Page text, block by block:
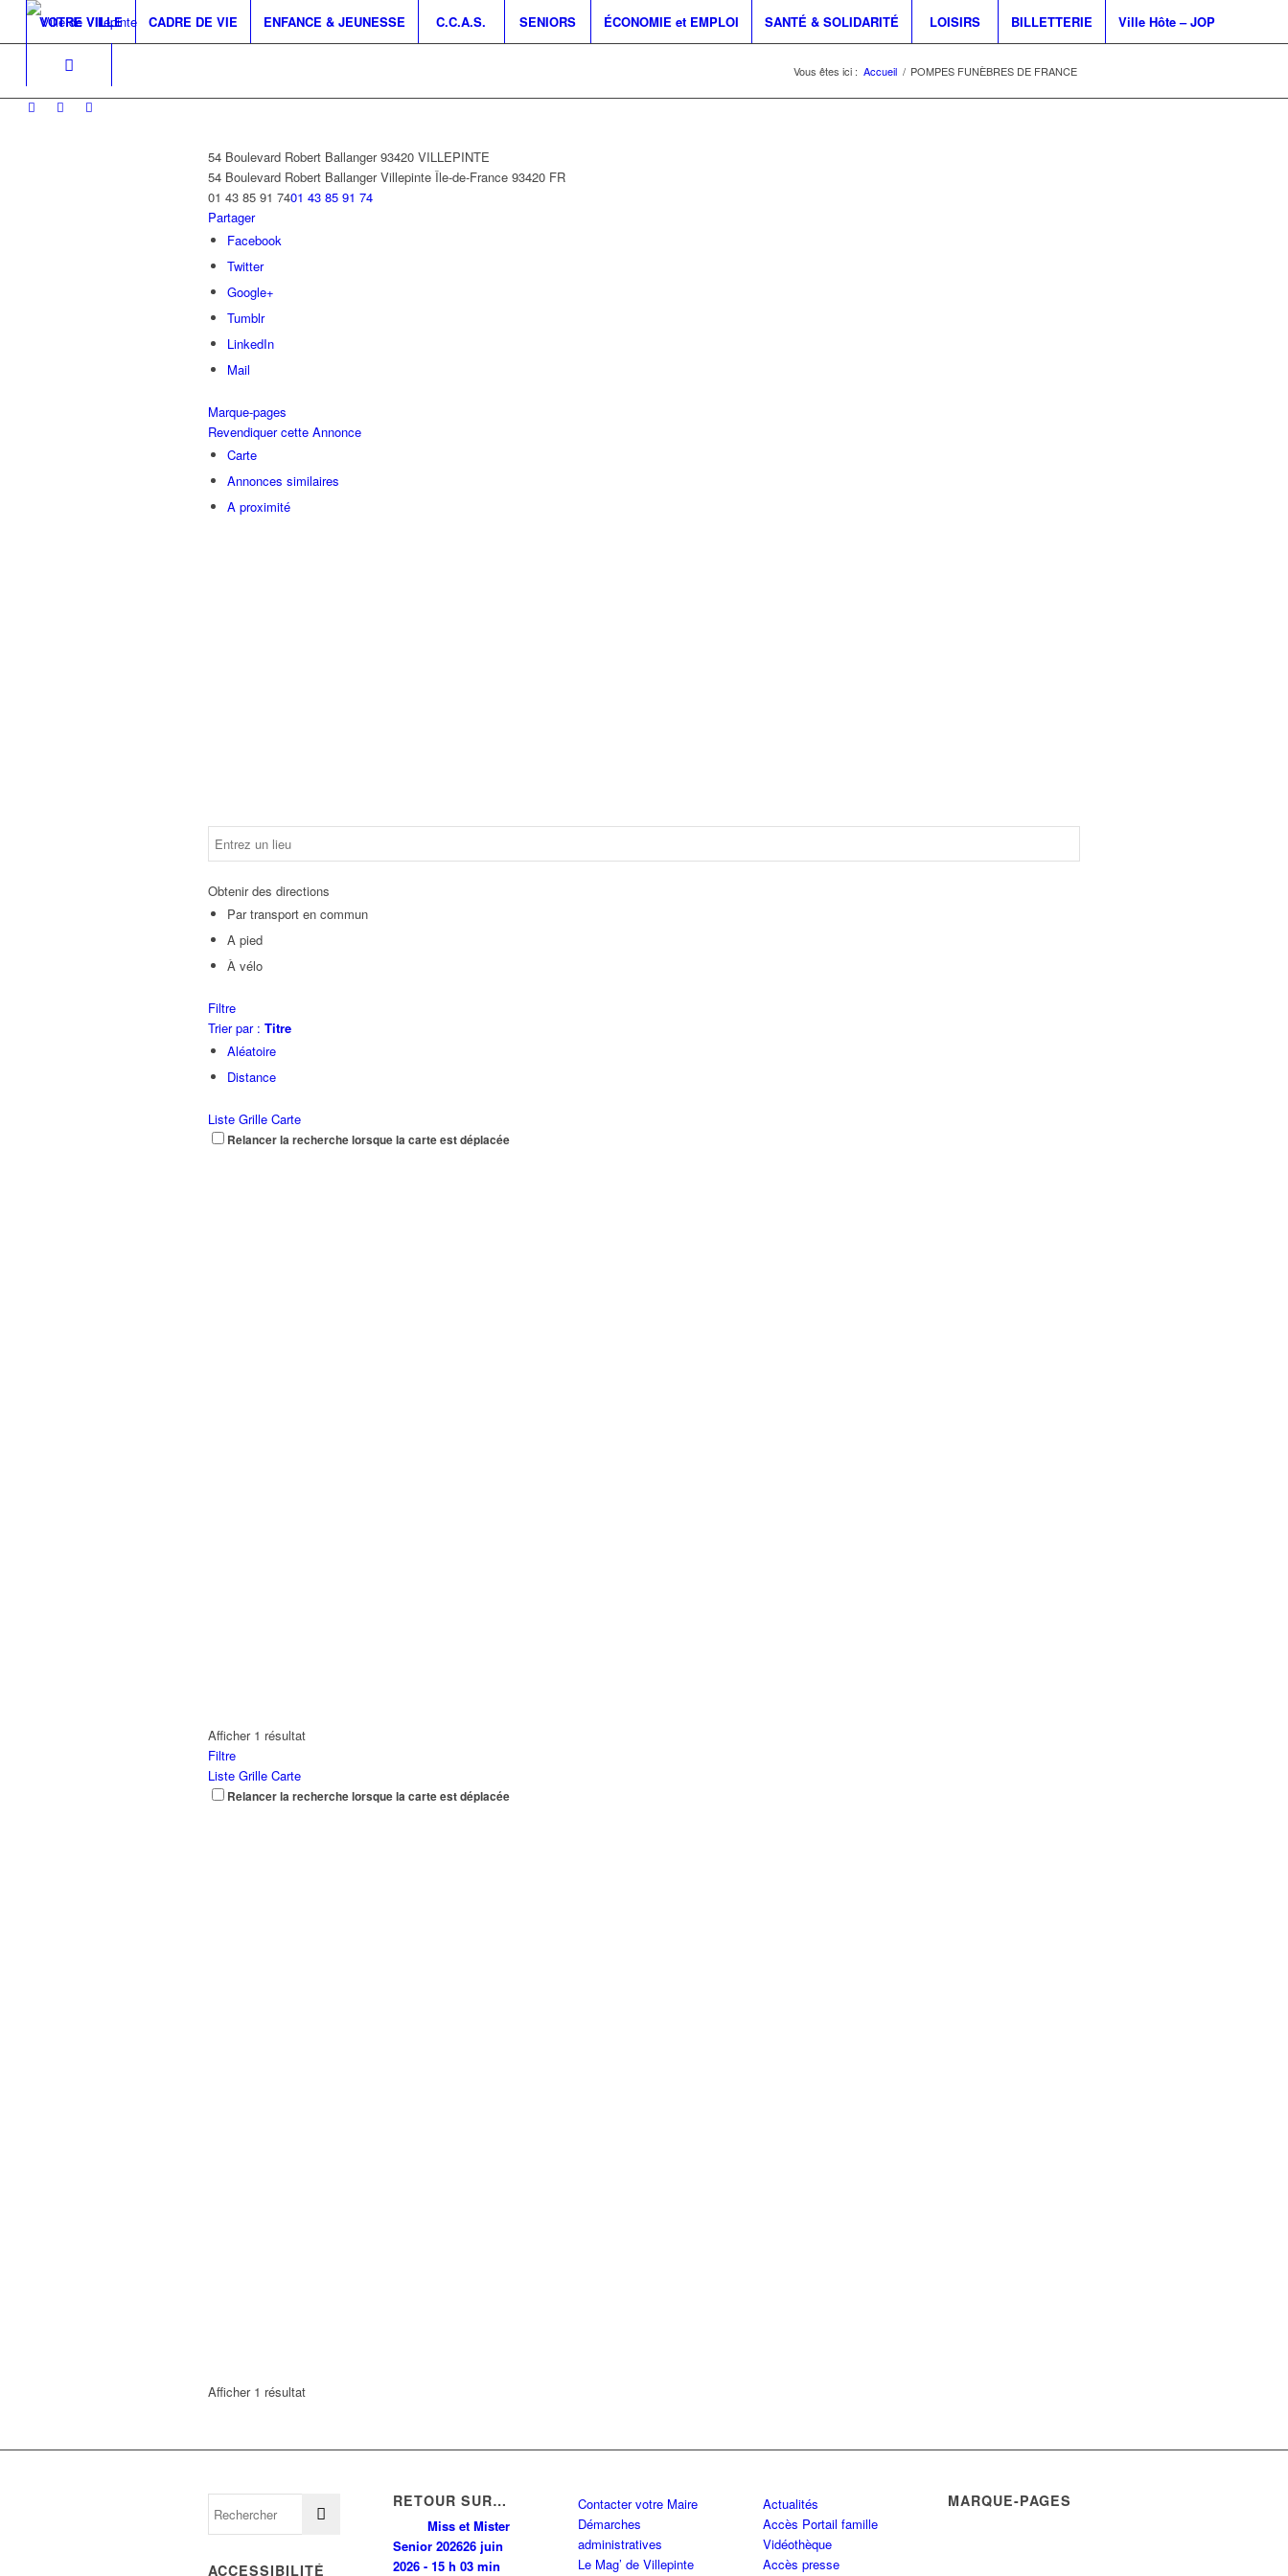
VOTRE VILLE CADRE DE VIE ENFANCE & JEUNESSE C.C.A.S. SENIORS ÉCONOMIE et EMPLOI SANTÉ & SOLIDARITÉ LOISIRS BILLETTERIE Ville Hôte – JOP
Vous êtes ici : Accueil / POMPES FUNÈBRES DE FRANCE
54 Boulevard Robert Ballanger 93420 VILLEPINTE
54 Boulevard Robert Ballanger Villepinte Île-de-France 93420 FR
01 43 85 91 7401 43 85 91 74
Partager
Facebook
Twitter
Google+
Tumblr
LinkedIn
Mail
Marque-pages
Revendiquer cette Annonce
Carte
Annonces similaires
A proximité
Obtenir des directions
Par transport en commun
A pied
À vélo
Filtre
Trier par : Titre
Aléatoire
Distance
Liste Grille Carte
Relancer la recherche lorsque la carte est déplacée
Afficher 1 résultat
Filtre
Liste Grille Carte
Relancer la recherche lorsque la carte est déplacée
Afficher 1 résultat
ACCESSIBILITÉ
RETOUR SUR…
Miss et Mister
Senior 202626 juin
2026 - 15 h 03 min
Contacter votre Maire
Démarches
administratives
Le Mag’ de Villepinte
Actualités
Accès Portail famille
Vidéothèque
Accès presse
MARQUE-PAGES